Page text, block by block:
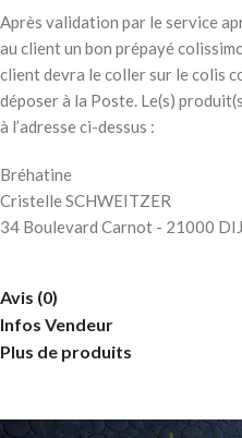
Après validation par le service
au client un bon prépayé
client devra le coller sur le colis
déposer à la Poste. Le(s)
à l’adresse ci-dessus :
Bréhatine
Cristelle SCHWEITZER
34 Boulevard Carnot - 21000
Avis (0)
Infos Vendeur
Plus de produits